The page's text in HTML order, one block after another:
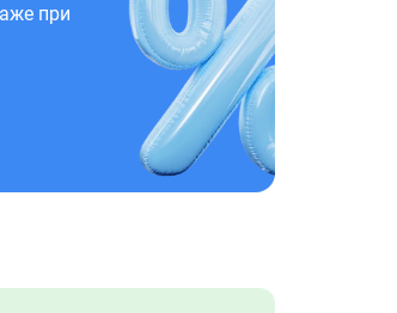
при